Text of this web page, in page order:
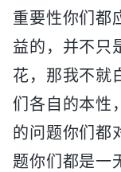
重要性你们都
益的，并不只
花，那我不就
们各自的本性
的问题你们都
题你们都是一